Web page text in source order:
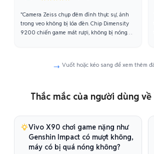
"Camera Zeiss chụp đêm đỉnh thực sự, ảnh
trong veo không bị lóa đèn. Chip Dimensity
9200 chiến game mát rượi, không bị nóng
Vuốt hoặc kéo sang để xem thêm
Thắc mắc của người dùng
Vivo X90 chơi game nặng như
Genshin Impact có mượt không,
máy có bị quá nóng không?